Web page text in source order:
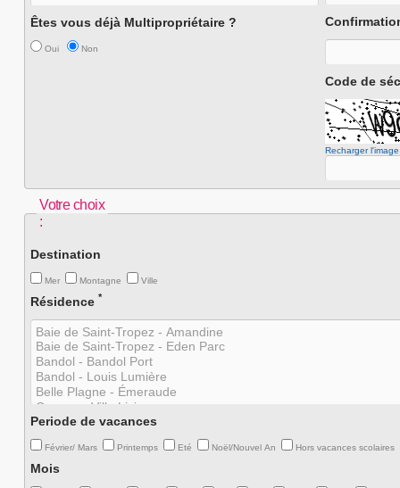
Êtes vous déjà Multipropriétaire ?
Oui Non
Code de
Recharger l'image
Votre choix
:
Destination
Mer Montagne Ville
Résidence*
Periode de vacances
Février/ Mars Printemps Eté Noël/Nouvel An Hors vacances scolaires
Mois